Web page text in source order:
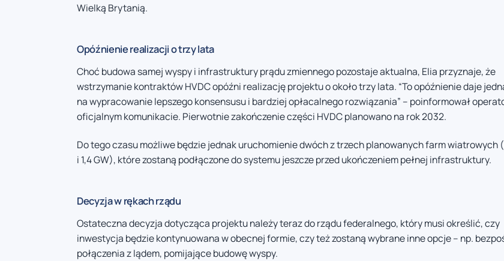
Wielką Brytanią.
Opóźnienie realizacji o trzy lata
Choć budowa samej wyspy i infrastruktury prądu zmiennego pozostaje aktualna, Elia przyznaje, że
wstrzymanie kontraktów HVDC opóźni realizację projektu o około trzy lata. “To opóźnienie daje
na wypracowanie lepszego konsensusu i bardziej opłacalnego rozwiązania” – poinformował
oficjalnym komunikacie. Pierwotnie zakończenie części HVDC planowano na rok 2032.
Do tego czasu możliwe będzie jednak uruchomienie dwóch z trzech planowanych farm wiatrowych
i 1,4 GW), które zostaną podłączone do systemu jeszcze przed ukończeniem pełnej infrastruktury.
Decyzja w rękach rządu
Ostateczna decyzja dotycząca projektu należy teraz do rządu federalnego, który musi określić, czy
inwestycja będzie kontynuowana w obecnej formie, czy też zostaną wybrane inne opcje – np.
połączenia z lądem, pomijające budowę wyspy.